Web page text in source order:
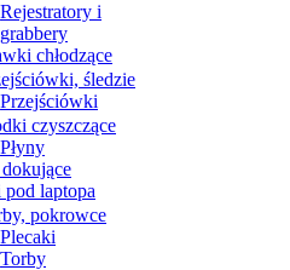
Rejestratory i
grabbery
chłodzące
śledzie
Przejściówki
czyszczące
Płyny
laptopa
pokrowce
Plecaki
Torby